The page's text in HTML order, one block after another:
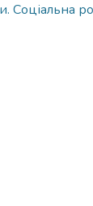
Соціальна